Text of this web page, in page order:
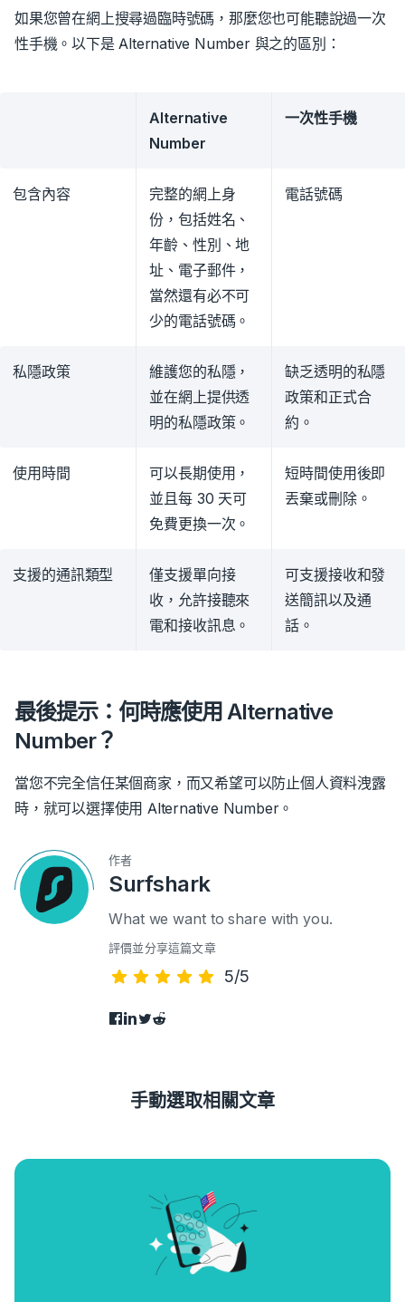
如果您曾在網上搜尋過臨時號碼，那麼您也可能聽說過一次
性手機。以下是 Alternative Number 與之的區別：
Alternative
Number
一次性手機
包含內容
完整的網上身
份，包括姓名、
年齡、性別、地
址、電子郵件，
當然還有必不可
少的電話號碼。
電話號碼
私隱政策
維護您的私隱，
並在網上提供透
明的私隱政策。
缺乏透明的私隱
政策和正式合
約。
使用時間
可以長期使用，
並且每 30 天可
免費更換一次。
短時間使用後即
丟棄或刪除。
支援的通訊類型
僅支援單向接
收，允許接聽來
電和接收訊息。
可支援接收和發
送簡訊以及通
話。
最後提示：何時應使用 Alternative
Number？
當您不完全信任某個商家，而又希望可以防止個人資料洩露
時，就可以選擇使用 Alternative Number。
作者
Surfshark
What we want to share with you.
評價並分享這篇文章
5/5
手動選取相關文章